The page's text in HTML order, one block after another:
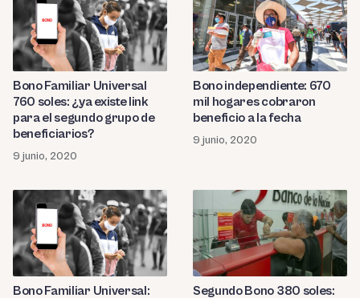
Bono Familiar Universal
760 soles: ¿ya existe link
para el segundo grupo de
beneficiarios?
9 junio, 2020
Bono independiente: 670
mil hogares cobraron
beneficio a la fecha
9 junio, 2020
Bono Familiar Universal: Segundo Bono 380 soles: